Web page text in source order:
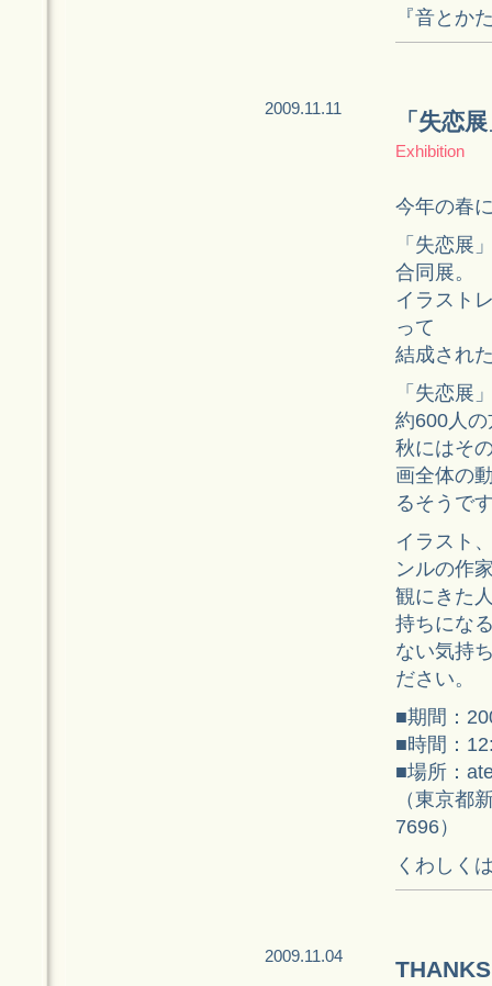
『音とか
2009.11.11
「失恋
Exhibition
今年の春
「失恋展
合同展。
イラスト
って
結成され
「失恋展
約600人
秋にはそ
画全体の
るそうで
イラスト
ンルの作
観にきた
持ちにな
ない気持
ださい。
■期間：
■時間：
■場所：
（東京都
7696）
くわしく
2009.11.04